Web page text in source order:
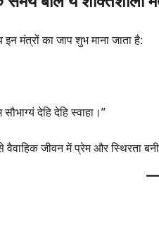
मंत्रों का जाप शुभ माना जाता है:
देहि देहि स्वाहा।”
जीवन में प्रेम और स्थिरता